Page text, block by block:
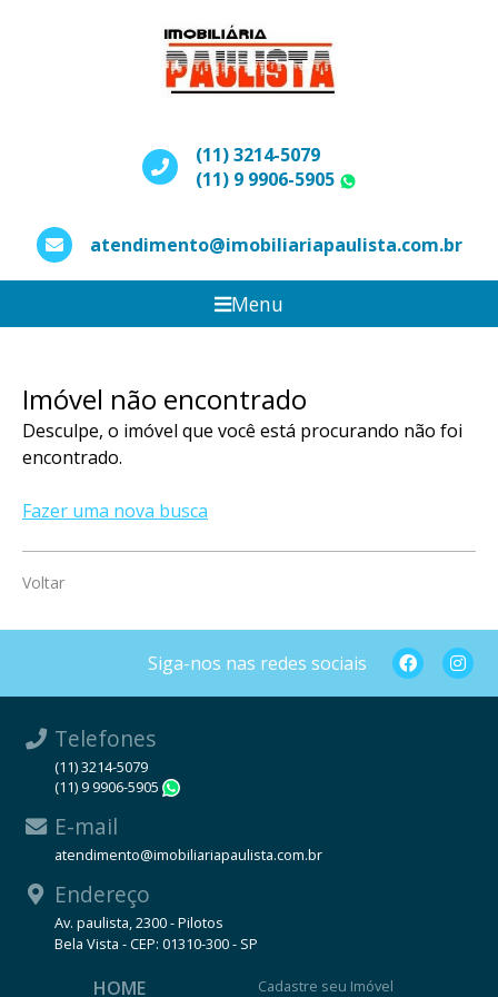
(11) 3214-5079
(11) 9 9906-5905
atendimento@imobiliariapaulista.com.br
Menu
Imóvel não encontrado
Desculpe, o imóvel que você está procurando não foi
encontrado.
Fazer uma nova busca
Voltar
Siga-nos nas redes sociais
Telefones
(11) 3214-5079
(11) 9 9906-5905
E-mail
atendimento@imobiliariapaulista.com.br
Endereço
Av. paulista, 2300 - Pilotos
Bela Vista - CEP: 01310-300 - SP
HOME Cadastre seu Imóvel